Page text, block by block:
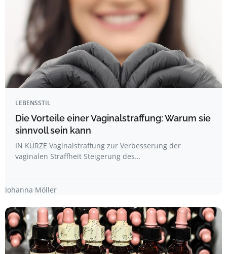
LEBENSSTIL
Die Vorteile einer Vaginalstraffung: Warum sie
sinnvoll sein kann
IN KÜRZE Vaginalstraffung zur Verbesserung der
vaginalen Straffheit Steigerung des…
Johanna Möller